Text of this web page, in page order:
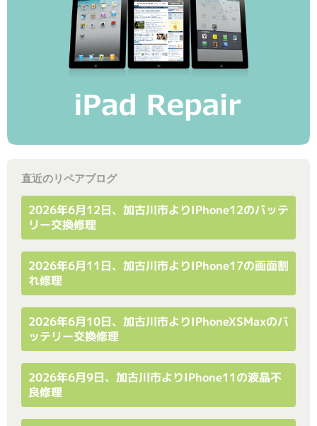
直近のリペアブログ
2026年6月12日、加古川市よりiPhone12のバッテ
リー交換修理
2026年6月11日、加古川市よりiPhone17の画面割
れ修理
2026年6月10日、加古川市よりiPhoneXSMaxのバ
ッテリー交換修理
2026年6月9日、加古川市よりiPhone11の液晶不
良修理